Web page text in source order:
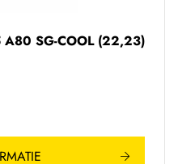
A80 SG-COOL (22,23)